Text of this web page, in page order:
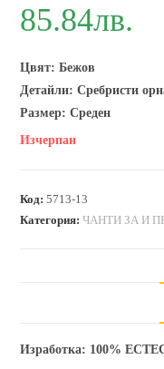
85.84лв.
Цвят: Бежов
Детайли: Сребристи
Размер: Среден
Изчерпан
Код:5713-13
Категория:ЧАНТИ ЗА И
Изработка: 100%